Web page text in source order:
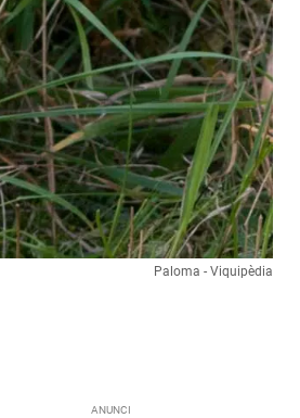
Paloma - Viquipèdia